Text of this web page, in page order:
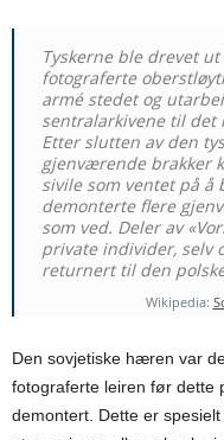
Tyskerne ble drevet
fotograferte
armé stedet og
sentralarkivene til det
Etter slutten av den
gjenværende brakker
sivile som ventet på å
demonterte flere
som ved. Deler av
private individer, selv
returnert til den
Wikipedia:
Den sovjetiske hæren var
fotograferte leiren før dette
demontert. Dette er